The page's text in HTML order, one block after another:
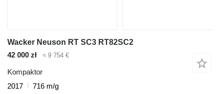
Wacker Neuson RT SC3 RT82SC2
42 000 zł
≈ 9 754 €
Kompaktor
2017
716 m/g